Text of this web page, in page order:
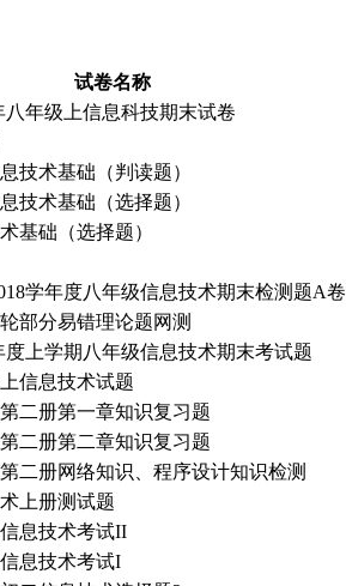
试卷名称
八年级上信息科技期末试卷
技术基础（判读题）
技术基础（选择题）
基础（选择题）
学年度八年级信息技术期末检测题A卷
部分易错理论题网测
度上学期八年级信息技术期末考试题
信息技术试题
二册第一章知识复习题
二册第二章知识复习题
二册网络知识、程序设计知识检测
上册测试题
息技术考试II
息技术考试I